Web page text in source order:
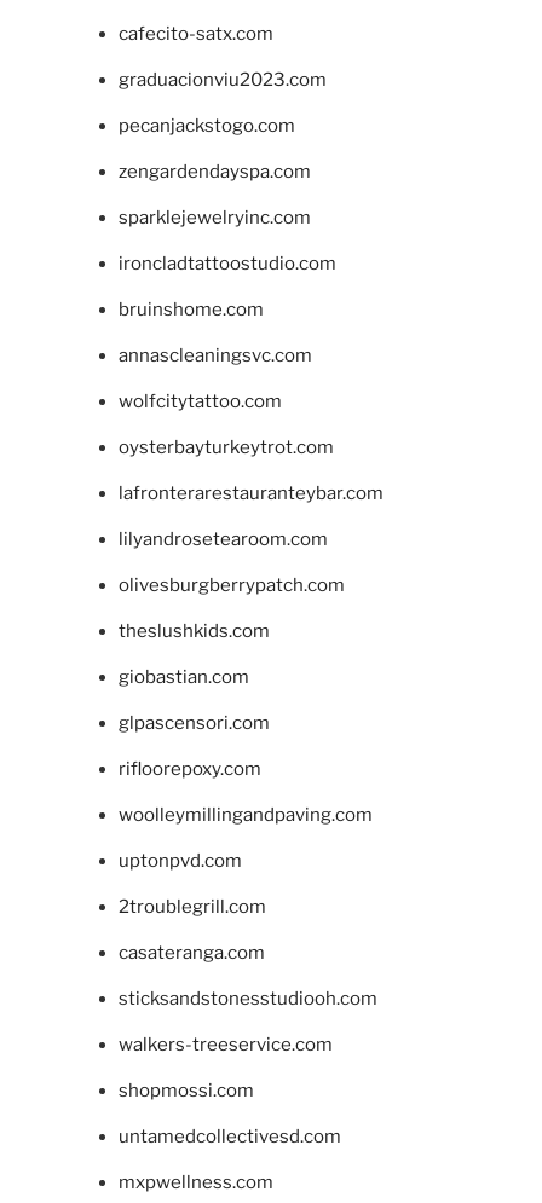
cafecito-satx.com
graduacionviu2023.com
pecanjackstogo.com
zengardendayspa.com
sparklejewelryinc.com
ironcladtattoostudio.com
bruinshome.com
annascleaningsvc.com
wolfcitytattoo.com
oysterbayturkeytrot.com
lafronterarestauranteybar.com
lilyandrosetearoom.com
olivesburgberrypatch.com
theslushkids.com
giobastian.com
glpascensori.com
rifloorepoxy.com
woolleymillingandpaving.com
uptonpvd.com
2troublegrill.com
casateranga.com
sticksandstonesstudiooh.com
walkers-treeservice.com
shopmossi.com
untamedcollectivesd.com
mxpwellness.com